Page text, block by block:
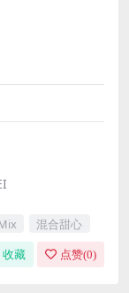
混合甜心
收藏 点赞(0)